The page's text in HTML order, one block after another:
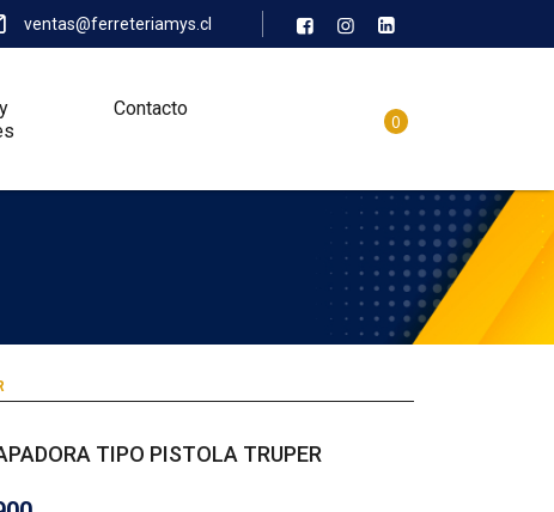
ventas@ferreteriamys.cl
Contacto
0
TIPO PISTOLA TRUPER